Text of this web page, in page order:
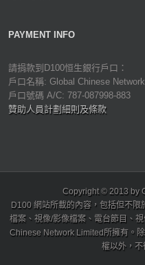
PAYMENT INFO
請捐款到D100恒生銀行戶口：
戶口名稱: Global Chinese
戶口號碼 A/C: 787-087998-883
贊助人員計劃細則及條款
Copyright © 2013 by
D100 網站所載的內容，包括但不
檔案、視像/影像檔案、電台節目、
Chinese Network Limited所擁有。
權以外，不